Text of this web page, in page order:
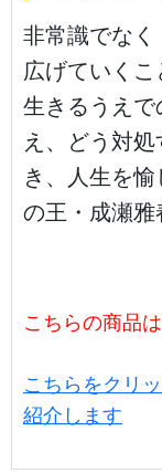
非常識でな
広げていく
生きるうえ
え、どう対
き、人生を
の王・成瀬雅
こちらの商品
こちらをクリ
紹介します